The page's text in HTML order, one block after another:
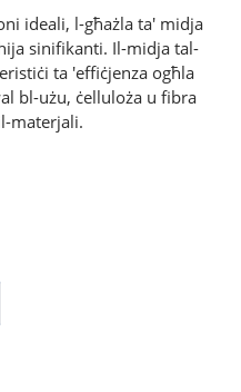
ideali, l-għażla ta' midja
sinifikanti. Il-midja tal-
ta 'effiċjenza ogħla
bl-użu, ċelluloża u fibra
materjali.